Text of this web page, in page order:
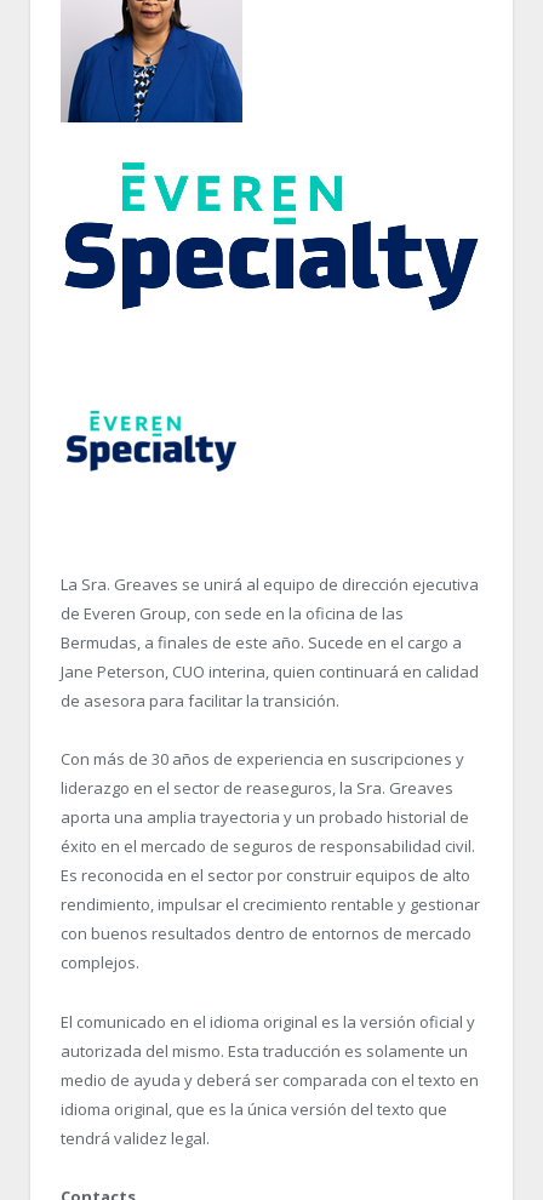
La Sra. Greaves se unirá al equipo de dirección ejecutiva
de Everen Group, con sede en la oficina de las
Bermudas, a finales de este año. Sucede en el cargo a
Jane Peterson, CUO interina, quien continuará en calidad
de asesora para facilitar la transición.
Con más de 30 años de experiencia en suscripciones y
liderazgo en el sector de reaseguros, la Sra. Greaves
aporta una amplia trayectoria y un probado historial de
éxito en el mercado de seguros de responsabilidad civil.
Es reconocida en el sector por construir equipos de alto
rendimiento, impulsar el crecimiento rentable y gestionar
con buenos resultados dentro de entornos de mercado
complejos.
El comunicado en el idioma original es la versión oficial y
autorizada del mismo. Esta traducción es solamente un
medio de ayuda y deberá ser comparada con el texto en
idioma original, que es la única versión del texto que
tendrá validez legal.